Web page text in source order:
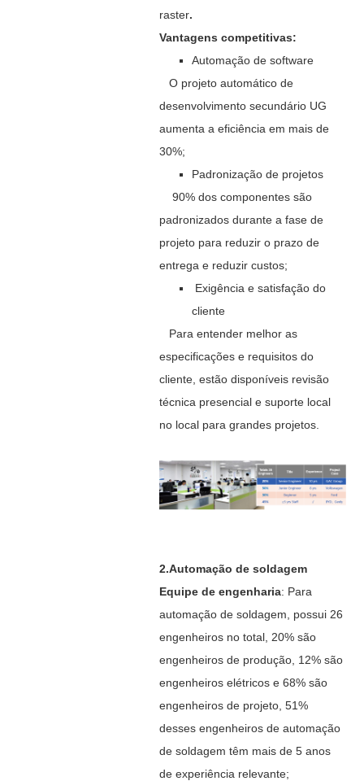
raster.
Vantagens competitivas:
Automação de software
O projeto automático de
desenvolvimento secundário UG
aumenta a eficiência em mais de
30%;
Padronização de projetos
90% dos componentes são
padronizados durante a fase de
projeto para reduzir o prazo de
entrega e reduzir custos;
Exigência e satisfação do
cliente
Para entender melhor as
especificações e requisitos do
cliente, estão disponíveis revisão
técnica presencial e suporte local
no local para grandes projetos.
2.Automação de soldagem
Equipe de engenharia: Para
automação de soldagem, possui 26
engenheiros no total, 20% são
engenheiros de produção, 12% são
engenheiros elétricos e 68% são
engenheiros de projeto, 51%
desses engenheiros de automação
de soldagem têm mais de 5 anos
de experiência relevante;